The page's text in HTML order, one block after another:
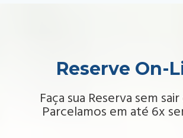
Reserve On-
Faça sua Reserva sem
Parcelamos em até 6x